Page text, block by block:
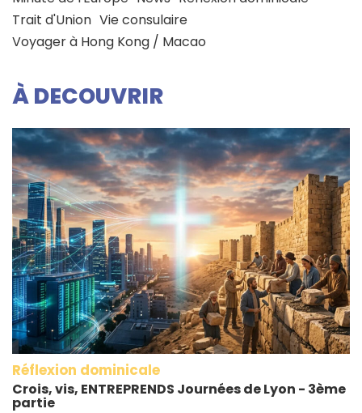
Trait d'Union Vie consulaire
Voyager à Hong Kong / Macao
À DECOUVRIR
Réflexion dominicale
Crois, vis, ENTREPRENDS Journées de Lyon - 3ème
partie